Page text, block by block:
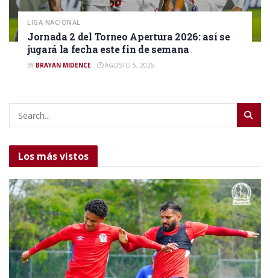
LIGA NACIONAL
Jornada 2 del Torneo Apertura 2026: así se
jugará la fecha este fin de semana
BY BRAYAN MIDENCE AGOSTO 5, 2026
Los más vistos